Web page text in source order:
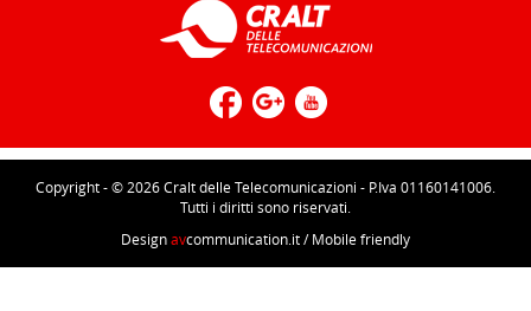
Copyright - © 2026 Cralt delle Telecomunicazioni - P.Iva 01160141006.
Tutti i diritti sono riservati.
Designavcommunication.it/ Mobile friendly